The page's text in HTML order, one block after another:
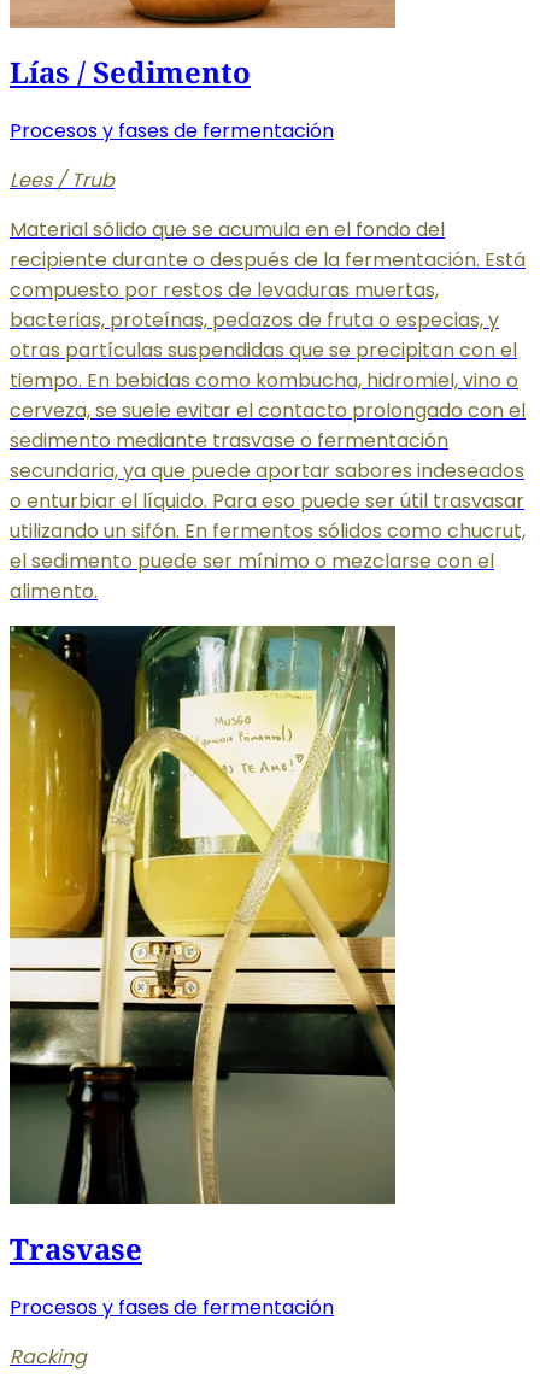
Lías / Sedimento
Procesos y fases de fermentación
Lees / Trub
Material sólido que se acumula en el fondo del
recipiente durante o después de la fermentación. Está
compuesto por restos de levaduras muertas,
bacterias, proteínas, pedazos de fruta o especias, y
otras partículas suspendidas que se precipitan con el
tiempo. En bebidas como kombucha, hidromiel, vino o
cerveza, se suele evitar el contacto prolongado con el
sedimento mediante trasvase o fermentación
secundaria, ya que puede aportar sabores indeseados
o enturbiar el líquido. Para eso puede ser útil trasvasar
utilizando un sifón. En fermentos sólidos como chucrut,
el sedimento puede ser mínimo o mezclarse con el
alimento.
Trasvase
Procesos y fases de fermentación
Racking